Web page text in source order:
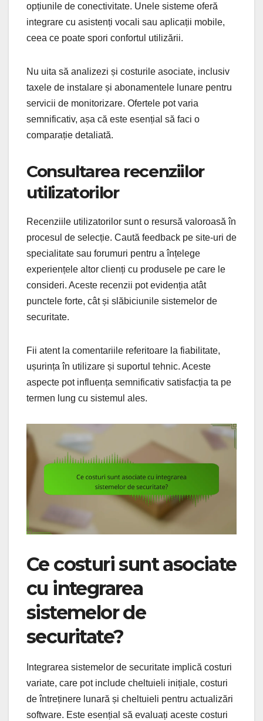
opțiunile de conectivitate. Unele sisteme oferă
integrare cu asistenți vocali sau aplicații mobile,
ceea ce poate spori confortul utilizării.
Nu uita să analizezi și costurile asociate, inclusiv
taxele de instalare și abonamentele lunare pentru
servicii de monitorizare. Ofertele pot varia
semnificativ, așa că este esențial să faci o
comparație detaliată.
Consultarea recenziilor
utilizatorilor
Recenziile utilizatorilor sunt o resursă valoroasă în
procesul de selecție. Caută feedback pe site-uri de
specialitate sau forumuri pentru a înțelege
experiențele altor clienți cu produsele pe care le
consideri. Aceste recenzii pot evidenția atât
punctele forte, cât și slăbiciunile sistemelor de
securitate.
Fii atent la comentariile referitoare la fiabilitate,
ușurința în utilizare și suportul tehnic. Aceste
aspecte pot influența semnificativ satisfacția ta pe
termen lung cu sistemul ales.
Ce costuri sunt asociate
cu integrarea
sistemelor de
securitate?
Integrarea sistemelor de securitate implică costuri
variate, care pot include cheltuieli inițiale, costuri
de întreținere lunară și cheltuieli pentru actualizări
software. Este esențial să evaluați aceste costuri